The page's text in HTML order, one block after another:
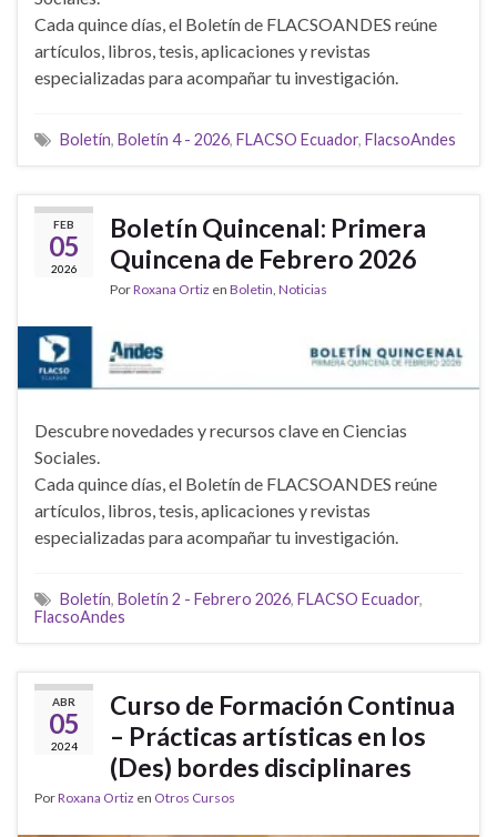
Cada quince días, el Boletín de FLACSOANDES reúne
artículos, libros, tesis, aplicaciones y revistas
especializadas para acompañar tu investigación.
Boletín, Boletín 4 - 2026, FLACSO Ecuador, FlacsoAndes
FEB
05
2026
Boletín Quincenal: Primera
Quincena de Febrero 2026
PorRoxana Ortiz en Boletin, Noticias
Descubre novedades y recursos clave en Ciencias
Sociales.
Cada quince días, el Boletín de FLACSOANDES reúne
artículos, libros, tesis, aplicaciones y revistas
especializadas para acompañar tu investigación.
Boletín, Boletín 2 - Febrero 2026, FLACSO Ecuador,
FlacsoAndes
ABR
05
2024
Curso de Formación Continua
– Prácticas artísticas en los
(Des) bordes disciplinares
PorRoxana Ortiz en Otros Cursos